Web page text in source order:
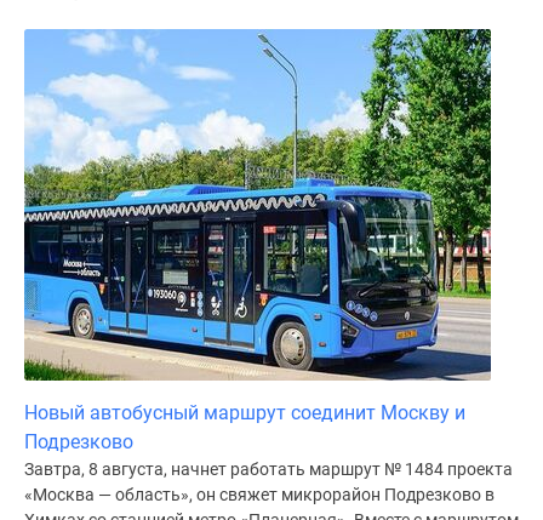
Новый автобусный маршрут соединит Москву и
Подрезково
Завтра, 8 августа, начнет работать маршрут № 1484 проекта
«Москва — область», он свяжет микрорайон Подрезково в